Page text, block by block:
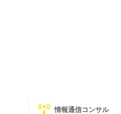
情報通信コンサル